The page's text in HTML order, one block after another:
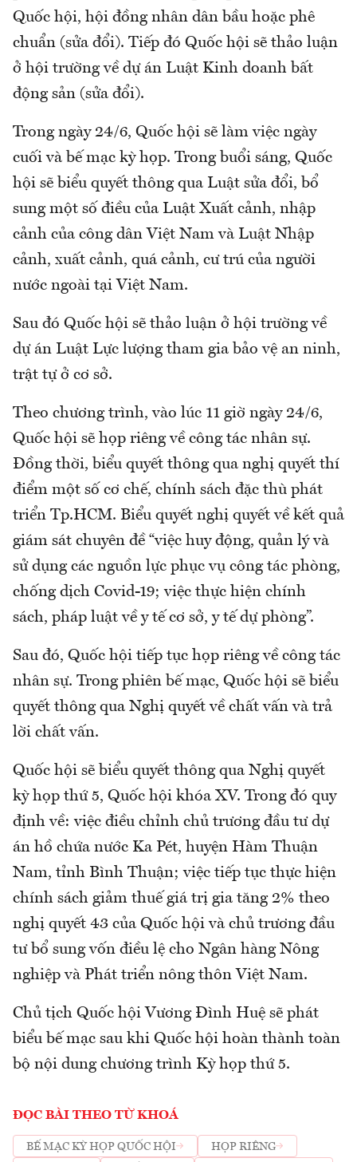
Quốc hội, hội đồng nhân dân bầu hoặc phê
chuẩn (sửa đổi). Tiếp đó Quốc hội sẽ thảo luận
ở hội trường về dự án Luật Kinh doanh bất
động sản (sửa đổi).
Trong ngày 24/6, Quốc hội sẽ làm việc ngày
cuối và bế mạc kỳ họp. Trong buổi sáng, Quốc
hội sẽ biểu quyết thông qua Luật sửa đổi, bổ
sung một số điều của Luật Xuất cảnh, nhập
cảnh của công dân Việt Nam và Luật Nhập
cảnh, xuất cảnh, quá cảnh, cư trú của người
nước ngoài tại Việt Nam.
Sau đó Quốc hội sẽ thảo luận ở hội trường về
dự án Luật Lực lượng tham gia bảo vệ an ninh,
trật tự ở cơ sở.
Theo chương trình, vào lúc 11 giờ ngày 24/6,
Quốc hội sẽ họp riêng về công tác nhân sự.
Đồng thời, biểu quyết thông qua nghị quyết thí
điểm một số cơ chế, chính sách đặc thù phát
triển Tp.HCM. Biểu quyết nghị quyết về kết quả
giám sát chuyên đề “việc huy động, quản lý và
sử dụng các nguồn lực phục vụ công tác phòng,
chống dịch Covid-19; việc thực hiện chính
sách, pháp luật về y tế cơ sở, y tế dự phòng”.
Sau đó, Quốc hội tiếp tục họp riêng về công tác
nhân sự. Trong phiên bế mạc, Quốc hội sẽ biểu
quyết thông qua Nghị quyết về chất vấn và trả
lời chất vấn.
Quốc hội sẽ biểu quyết thông qua Nghị quyết
kỳ họp thứ 5, Quốc hội khóa XV. Trong đó quy
định về: việc điều chỉnh chủ trương đầu tư dự
án hồ chứa nước Ka Pét, huyện Hàm Thuận
Nam, tỉnh Bình Thuận; việc tiếp tục thực hiện
chính sách giảm thuế giá trị gia tăng 2% theo
nghị quyết 43 của Quốc hội và chủ trương đầu
tư bổ sung vốn điều lệ cho Ngân hàng Nông
nghiệp và Phát triển nông thôn Việt Nam.
Chủ tịch Quốc hội Vương Đình Huệ sẽ phát
biểu bế mạc sau khi Quốc hội hoàn thành toàn
bộ nội dung chương trình Kỳ họp thứ 5.
ĐỌC BÀI THEO TỪ KHOÁ
BẾ MẠC KỲ HỌP QUỐC HỘI HỌP RIÊNG